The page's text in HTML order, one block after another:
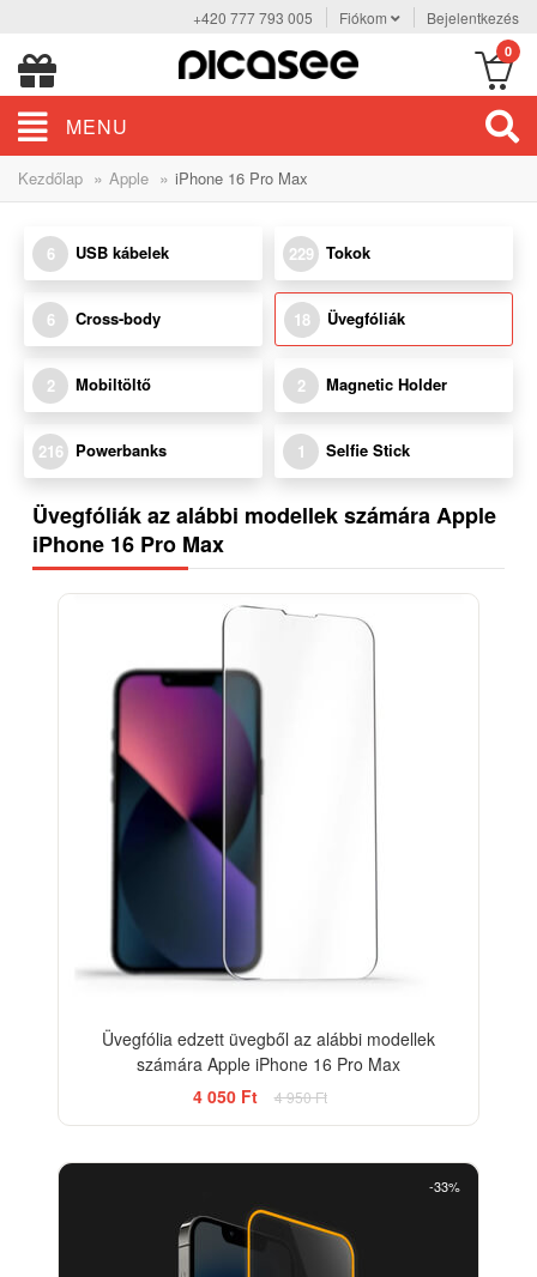
+420 777 793 005 Fiókom Bejelentkezés
0
MENU
Kezdőlap » Apple » iPhone 16 Pro Max
6 USB kábelek 229 Tokok
6 Cross-body 18 Üvegfóliák
2 Mobiltöltő 2 Magnetic Holder
216 Powerbanks 1 Selfie Stick
Üvegfóliák az alábbi modellek számára Apple
iPhone 16 Pro Max
Üvegfólia edzett üvegből az alábbi modellek
számára Apple iPhone 16 Pro Max
4 050 Ft
4 950 Ft
-33%